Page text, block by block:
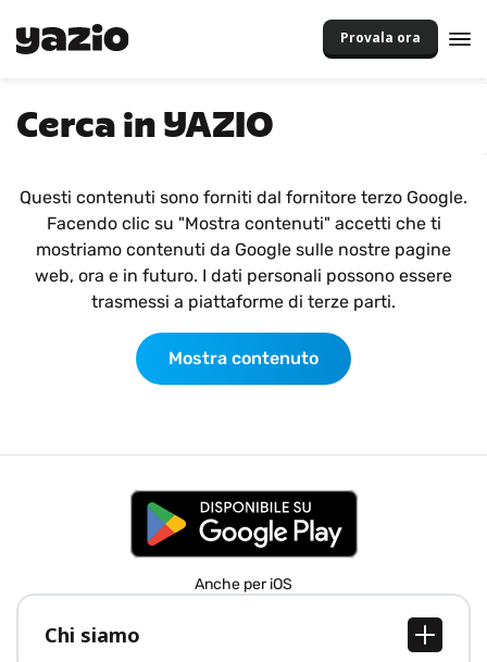
Provala ora
Cerca in YAZIO
Questi contenuti sono forniti dal fornitore terzo Google.
Facendo clic su "Mostra contenuti" accetti che ti
mostriamo contenuti da Google sulle nostre pagine
web, ora e in futuro. I dati personali possono essere
trasmessi a piattaforme di terze parti.
Mostra contenuto
Anche per iOS
Chi siamo